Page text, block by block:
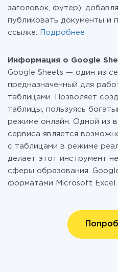
заголовок, футер),
публиковать документы и
ссылке.
Подробнее
Информация о Google
Google Sheets — один из
предназначенный для
таблицами. Позволяет
таблицы, пользуясь
режиме онлайн. Одной из
сервиса является
c таблицами в режиме
делает этот инструмент
сферы образования.
форматами Microsoft Excel.